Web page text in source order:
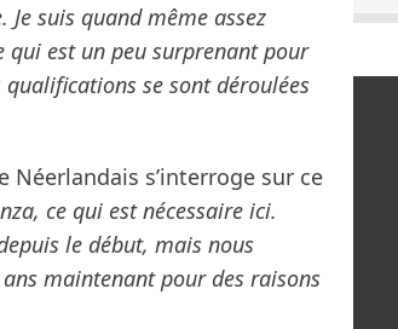
suis quand même assez
qui est un peu surprenant pour
se sont déroulées
Néerlandais s’interroge sur ce
ce qui est nécessaire ici.
le début, mais nous
ans maintenant pour des raisons